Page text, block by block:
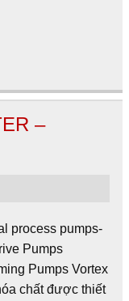
–
process pumps-
Pumps
Pumps Vortex
chất được thiết